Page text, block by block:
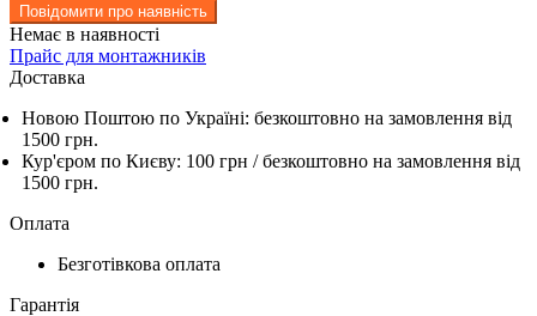
Повідомити про наявність
Немає в наявності
Прайс для монтажників
Доставка
Новою Поштою по Україні: безкоштовно на замовлення від
1500 грн.
Кур'єром по Києву: 100 грн /безкоштовно на замовлення від
1500 грн.
Оплата
Безготівкова оплата
Гарантія